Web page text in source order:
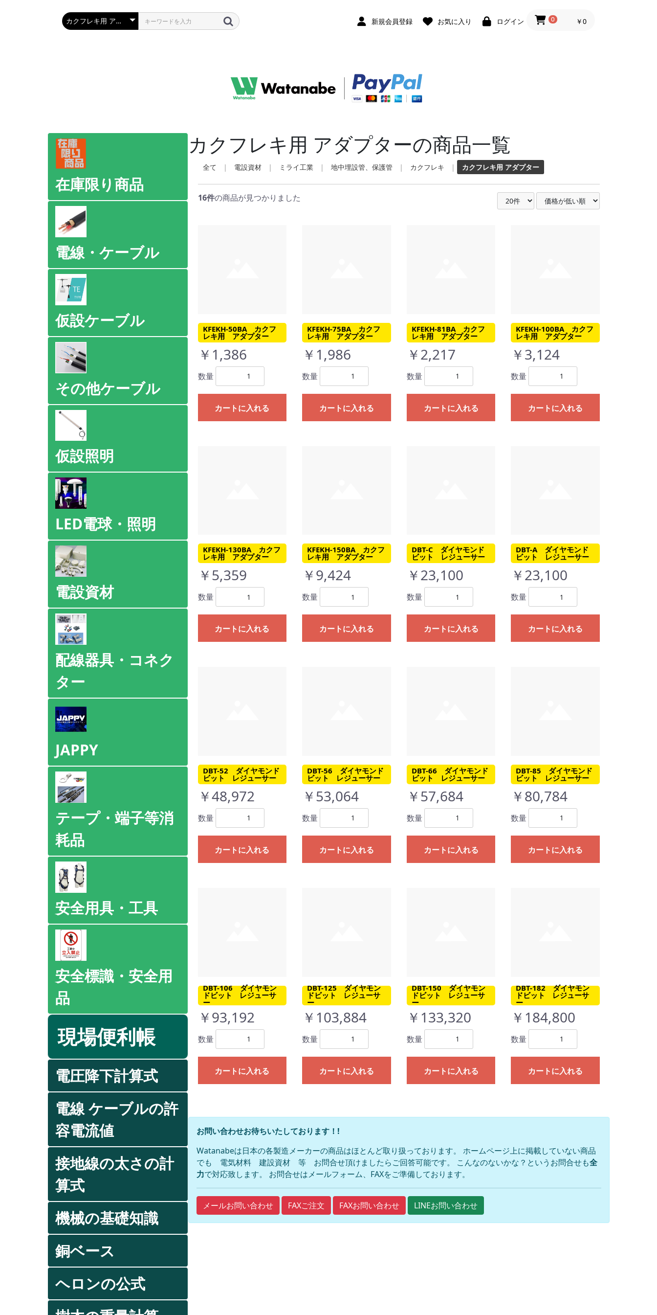
新規会員登録 お気に入り ログイン 0 ￥0
在庫限り商品
電線・ケーブル
仮設ケーブル
その他ケーブル
仮設照明
LED電球・照明
電設資材
配線器具・コネク
ター
JAPPY
テープ・端子等消
耗品
安全用具・工具
安全標識・安全用
品
現場便利帳
電圧降下計算式
電線 ケーブルの許
容電流値
接地線の太さの計
算式
機械の基礎知識
銅ベース
ヘロンの公式
カクフレキ用 アダプターの商品一覧
全て | 電設資材 | ミライ工業 | 地中埋設管、保護管 | カクフレキ | カクフレキ用 アダプター
16件の商品が見つかりました
KFEKH-50BA カクフ
レキ用 アダプター
￥1,386
数量
カートに入れる
KFEKH-75BA カクフ
レキ用 アダプター
￥1,986
数量
カートに入れる
KFEKH-81BA カクフ
レキ用 アダプター
￥2,217
数量
カートに入れる
KFEKH-100BA カクフ
レキ用 アダプター
￥3,124
数量
カートに入れる
KFEKH-130BA カクフ
レキ用 アダプター
￥5,359
数量
カートに入れる
KFEKH-150BA カクフ
レキ用 アダプター
￥9,424
数量
カートに入れる
DBT-C ダイヤモンド
ビット レジューサー
￥23,100
数量
カートに入れる
DBT-A ダイヤモンド
ビット レジューサー
￥23,100
数量
カートに入れる
DBT-52 ダイヤモンド
ビット レジューサー
￥48,972
数量
カートに入れる
DBT-56 ダイヤモンド
ビット レジューサー
￥53,064
数量
カートに入れる
DBT-66 ダイヤモンド
ビット レジューサー
￥57,684
数量
カートに入れる
DBT-85 ダイヤモンド
ビット レジューサー
￥80,784
数量
カートに入れる
DBT-106 ダイヤモン
ドビット レジューサ
ー
￥93,192
数量
カートに入れる
DBT-125 ダイヤモン
ドビット レジューサ
ー
￥103,884
数量
カートに入れる
DBT-150 ダイヤモン
ドビット レジューサ
ー
￥133,320
数量
カートに入れる
DBT-182 ダイヤモン
ドビット レジューサ
ー
￥184,800
数量
カートに入れる
お問い合わせお待ちいたしております！!
Watanabeは日本の各製造メーカーの商品はほとんど取り扱っております。 ホームページ上に掲載していない商品
でも 電気材料 建設資材 等 お問合せ頂けましたらご回答可能です。 こんなのないかな？というお問合せも全
力で対応致します。 お問合せはメールフォーム、FAXをご準備しております。
メールお問い合わせ FAXご注文 FAXお問い合わせ LINEお問い合わせ